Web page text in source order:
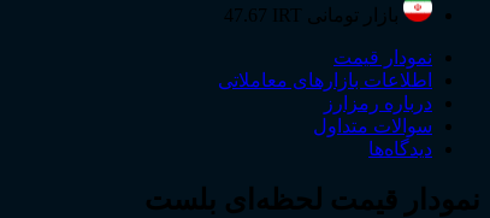
بازار تومانی 47.67 IRT
نمودار قیمت
اطلاعات بازارهای معاملاتی
درباره رمزارز
سوالات متداول
دیدگاه‌ها
نمودار قیمت لحظه‌ای بلست